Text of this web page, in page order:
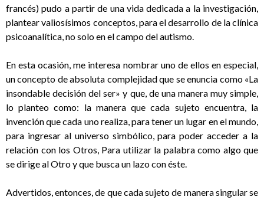
francés) pudo a partir de una vida dedicada a la investigación,
plantear valiosísimos conceptos, para el desarrollo de la clínica
psicoanalítica, no solo en el campo del autismo.
En esta ocasión, me interesa nombrar uno de ellos en especial,
un concepto de absoluta complejidad que se enuncia como «La
insondable decisión del ser» y que, de una manera muy simple,
lo planteo como: la manera que cada sujeto encuentra, la
invención que cada uno realiza, para tener un lugar en el mundo,
para ingresar al universo simbólico, para poder acceder a la
relación con los Otros, Para utilizar la palabra como algo que
se dirige al Otro y que busca un lazo con éste.
Advertidos, entonces, de que cada sujeto de manera singular se